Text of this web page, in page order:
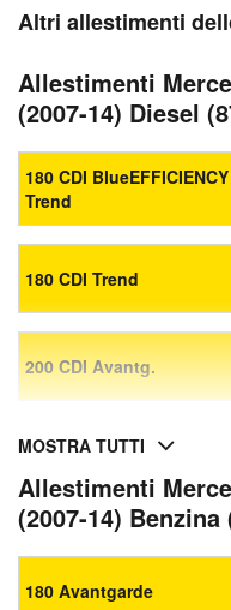
Altri allestimenti
Allestimenti
(2007-14) Diesel
180 CDI BlueEFFICIENCY
Trend
180 CDI Trend
200 CDI Avantg.
MOSTRA TUTTI
Allestimenti
(2007-14) Benzina
180 Avantgarde